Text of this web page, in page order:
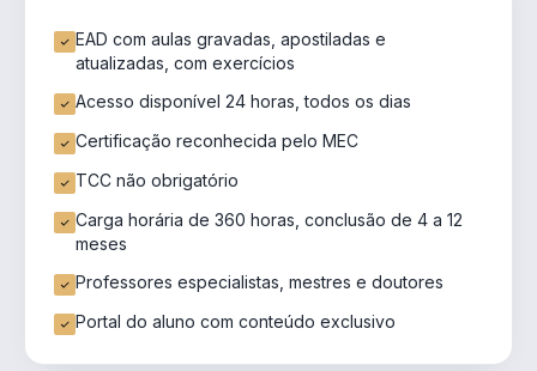
EAD com aulas gravadas, apostiladas e
atualizadas, com exercícios
Acesso disponível 24 horas, todos os dias
Certificação reconhecida pelo MEC
TCC não obrigatório
Carga horária de 360 horas, conclusão de 4 a 12
meses
Professores especialistas, mestres e doutores
Portal do aluno com conteúdo exclusivo